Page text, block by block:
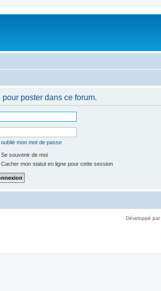
poster dans ce forum.
oublié mon mot de passe
Se souvenir de moi
Cacher mon statut en ligne pour cette session
Développé par